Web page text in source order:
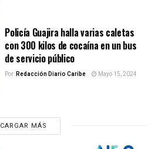
Policía Guajira halla varias caletas
con 300 kilos de cocaína en un bus
de servicio público
Por:Redacción Diario Caribe Mayo 15, 2024
CARGAR MÁS